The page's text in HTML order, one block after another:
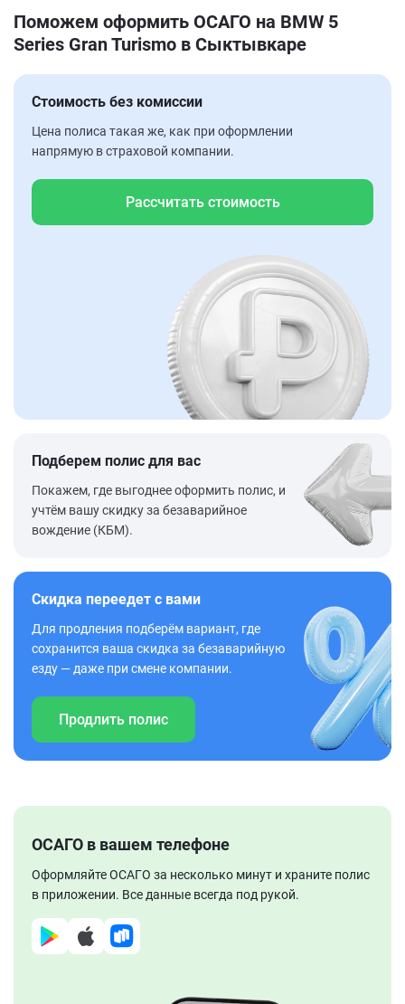
Поможем оформить ОСАГО на BMW 5
Series Gran Turismo в Сыктывкаре
Стоимость без комиссии
Цена полиса такая же, как при оформлении
напрямую в страховой компании.
Рассчитать стоимость
Подберем полис для вас
Покажем, где выгоднее оформить полис, и
учтём вашу скидку за безаварийное
вождение (КБМ).
Скидка переедет с вами
Для продления подберём вариант, где
сохранится ваша скидка за безаварийную
езду — даже при смене компании.
Продлить полис
ОСАГО в вашем телефоне
Оформляйте ОСАГО за несколько минут и храните полис
в приложении. Все данные всегда под рукой.